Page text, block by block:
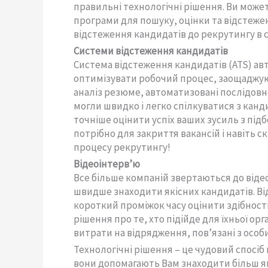
правильні технологічні рішення. Ви
програми для пошуку, оцінки та
відстеження кандидатів до рекрутингу в
Системи відстеження кандидатів
Система відстеження кандидатів (ATS)
оптимізувати робочий процес,
аналіз резюме, автоматизовані
могли швидко і легко спілкуватися з
точніше оцінити успіх ваших зусиль з
потрібно для закриття вакансій і навіть
процесу рекрутингу!
Відеоінтерв’ю
Все більше компаній звертаються до
швидше знаходити якісних кандидатів.
короткий проміжок часу оцінити
рішення про те, хто підійде для їхньої
витрати на відрядження, пов’язані з
Технологічні рішення – це чудовий
вони допомагають Вам знаходити більш